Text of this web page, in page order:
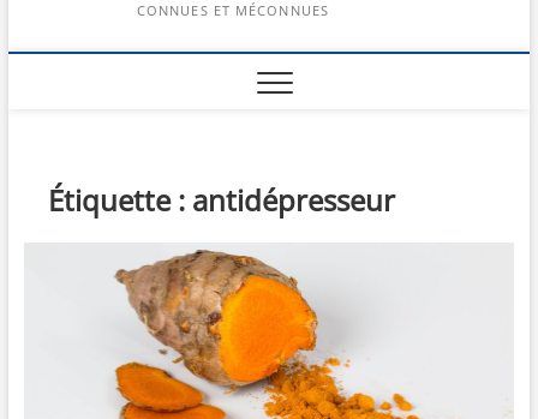
CONNUES ET MÉCONNUES
Étiquette : antidépresseur